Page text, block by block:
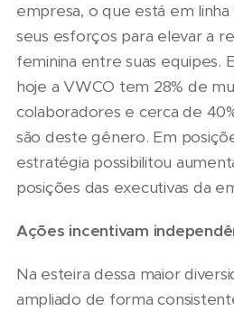
empresa, o que está em
seus esforços para elevar a
feminina entre suas equipes.
hoje a VWCO tem 28% de
colaboradores e cerca de
são deste gênero. Em
estratégia possibilitou
posições das executivas da
Ações incentivam
Na esteira dessa maior
ampliado de forma